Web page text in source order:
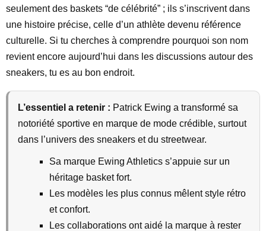
seulement des baskets “de célébrité” ; ils s’inscrivent dans
une histoire précise, celle d’un athlète devenu référence
culturelle. Si tu cherches à comprendre pourquoi son nom
revient encore aujourd’hui dans les discussions autour des
sneakers, tu es au bon endroit.
L’essentiel a retenir : Patrick Ewing a transformé sa
notoriété sportive en marque de mode crédible, surtout
dans l’univers des sneakers et du streetwear.
Sa marque Ewing Athletics s’appuie sur un
héritage basket fort.
Les modèles les plus connus mêlent style rétro
et confort.
Les collaborations ont aidé la marque à rester